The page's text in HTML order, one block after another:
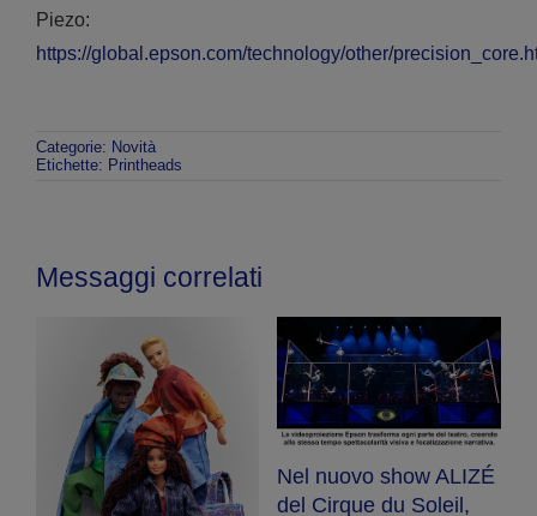
Piezo:
https://global.epson.com/technology/other/
Categorie: Novità
Etichette: Printheads
Messaggi correlati
Nel nuovo show ALIZÉ
del Cirque du Soleil,